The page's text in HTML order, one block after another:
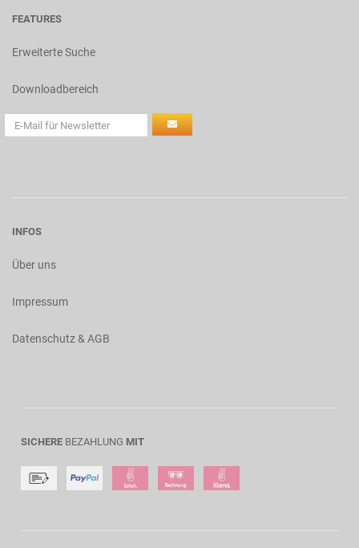
FEATURES
Erweiterte Suche
Downloadbereich
INFOS
Über uns
Impressum
Datenschutz & AGB
SICHERE BEZAHLUNG MIT